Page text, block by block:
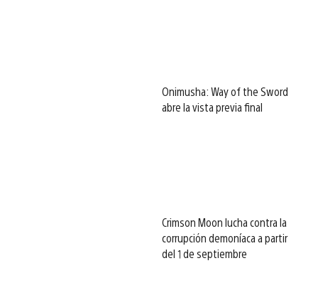
Onimusha: Way of the Sword
abre la vista previa final
Crimson Moon lucha contra la
corrupción demoníaca a partir
del 1 de septiembre